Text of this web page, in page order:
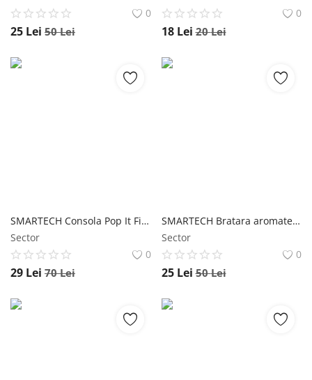
0
25 Lei 50Lei
0
18 Lei 20Lei
SMARTECH Consola Pop It Fidget, Jucarie pentru copii 3+ ani și Joc de petrecere, Roz
Sector
0
29 Lei 70Lei
SMARTECH Bratara aromaterapie, tip difuzor pentru uleiuri esentiale V18
Sector
0
25 Lei 50Lei